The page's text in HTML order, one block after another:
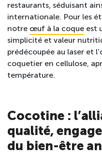
restaurants, séduisant
internationale. Pour les
notre œuf à la coque est
simplicité et valeur
prédécoupée au laser et
coquetier en cellulose,
température.
Cocotine :
qualité,
du bien-être